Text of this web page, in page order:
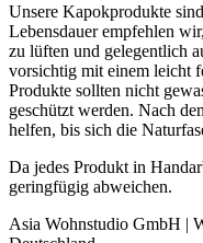
Unsere Kapokprodukte
Lebensdauer empfehlen
zu lüften und gelegentlich
vorsichtig mit einem leicht
Produkte sollten nicht
geschützt werden. Nach
helfen, bis sich die
Da jedes Produkt in
geringfügig abweichen.
Asia Wohnstudio GmbH |